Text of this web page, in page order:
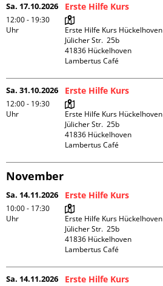
Sa. 17.10.2026
12:00 - 19:30
Uhr
Erste Hilfe Kurs
Erste Hilfe Kurs Hückelhoven
Jülicher Str.  25b
41836 Hückelhoven
Lambertus Café
Sa. 31.10.2026
12:00 - 19:30
Uhr
Erste Hilfe Kurs
Erste Hilfe Kurs Hückelhoven
Jülicher Str.  25b
41836 Hückelhoven
Lambertus Café
November
Sa. 14.11.2026
10:00 - 17:30
Uhr
Erste Hilfe Kurs
Erste Hilfe Kurs Hückelhoven
Jülicher Str.  25b
41836 Hückelhoven
Lambertus Café
Sa. 14.11.2026 Erste Hilfe Kurs